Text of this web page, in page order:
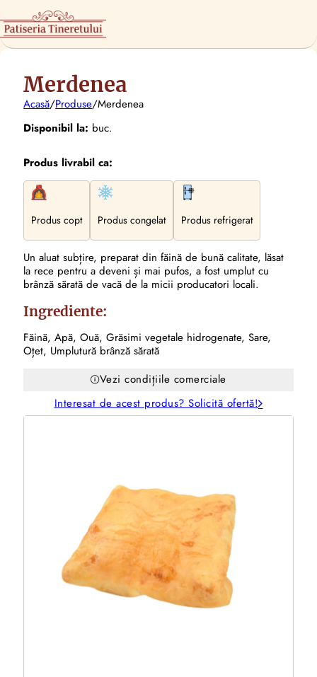
Merdenea
Acasă/Produse/Merdenea
Disponibil la: buc.
Produs livrabil ca:
Produs copt Produs congelat Produs refrigerat
Un aluat subțire, preparat din făină de bună calitate, lăsat
la rece pentru a deveni și mai pufos, a fost umplut cu
brânză sărată de vacă de la micii producatori locali.
Ingrediente:
Făină, Apă, Ouă, Grăsimi vegetale hidrogenate, Sare,
Oțet, Umplutură brânză sărată
Vezi condițiile comerciale
Interesat de acest produs? Solicită ofertă!